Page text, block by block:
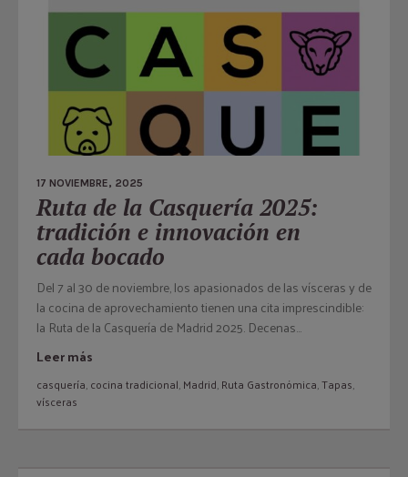
17 NOVIEMBRE, 2025
Ruta de la Casquería 2025:
tradición e innovación en
cada bocado
Del 7 al 30 de noviembre, los apasionados de las vísceras y de
la cocina de aprovechamiento tienen una cita imprescindible:
la Ruta de la Casquería de Madrid 2025. Decenas...
Leer más
casquería,cocina tradicional,Madrid,Ruta Gastronómica,Tapas,
vísceras